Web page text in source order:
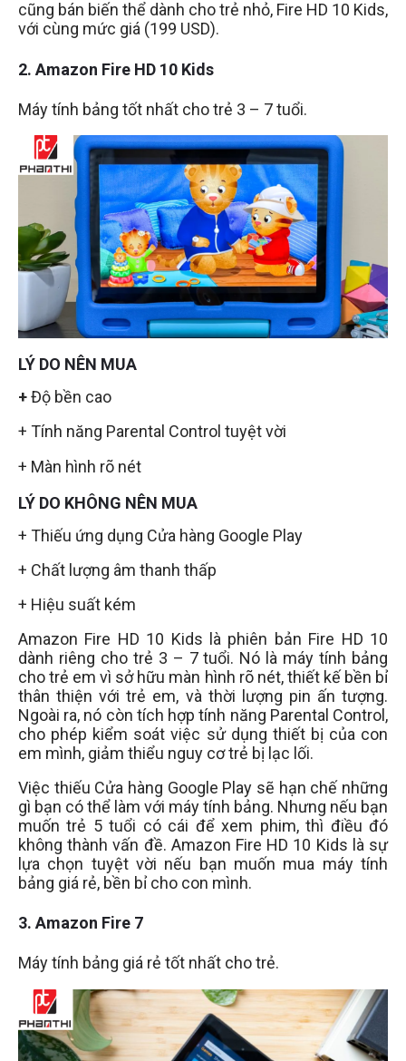
cũng bán biến thể dành cho trẻ nhỏ, Fire HD 10 Kids,
với cùng mức giá (199 USD).
2. Amazon Fire HD 10 Kids
Máy tính bảng tốt nhất cho trẻ 3 – 7 tuổi.
LÝ DO NÊN MUA
+Độ bền cao
+ Tính năng Parental Control tuyệt vời
+ Màn hình rõ nét
LÝ DO KHÔNG NÊN MUA
+ Thiếu ứng dụng Cửa hàng Google Play
+ Chất lượng âm thanh thấp
+ Hiệu suất kém
Amazon Fire HD 10 Kids là phiên bản Fire HD 10
dành riêng cho trẻ 3 – 7 tuổi. Nó là máy tính bảng
cho trẻ em vì sở hữu màn hình rõ nét, thiết kế bền bỉ
thân thiện với trẻ em, và thời lượng pin ấn tượng.
Ngoài ra, nó còn tích hợp tính năng Parental Control,
cho phép kiểm soát việc sử dụng thiết bị của con
em mình, giảm thiểu nguy cơ trẻ bị lạc lối.
Việc thiếu Cửa hàng Google Play sẽ hạn chế những
gì bạn có thể làm với máy tính bảng. Nhưng nếu bạn
muốn trẻ 5 tuổi có cái để xem phim, thì điều đó
không thành vấn đề. Amazon Fire HD 10 Kids là sự
lựa chọn tuyệt vời nếu bạn muốn mua máy tính
bảng giá rẻ, bền bỉ cho con mình.
3. Amazon Fire 7
Máy tính bảng giá rẻ tốt nhất cho trẻ.